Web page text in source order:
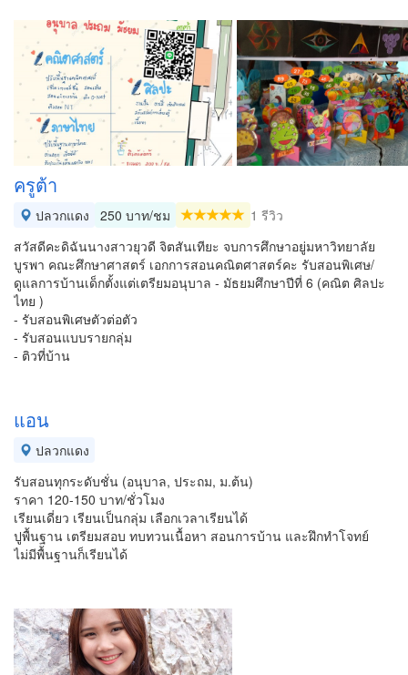
ครูต้า
ปลวกแดง 250 บาท/ชม
1 รีวิว
สวัสดีคะดิฉันนางสาวยุวดี จิตสันเทียะ จบการศึกษาอยู่มหาวิทยาลัย
บูรพา คณะศึกษาศาสตร์ เอกการสอนคณิตศาสตร์คะ รับสอนพิเศษ/
ดูแลการบ้านเด็กตั้งแต่เตรียมอนุบาล - มัธยมศึกษาปีที่ 6 (คณิต ศิลปะ
ไทย )
- รับสอนพิเศษตัวต่อตัว
- รับสอนแบบรายกลุ่ม
- ติวที่บ้าน
แอน
ปลวกแดง
รับสอนทุกระดับชั่น (อนุบาล, ประถม, ม.ต้น)
ราคา 120-150 บาท/ชั่วโมง
เรียนเดี่ยว เรียนเป็นกลุ่ม เลือกเวลาเรียนได้
ปูพื้นฐาน เตรียมสอบ ทบทวนเนื้อหา สอนการบ้าน และฝึกทำโจทย์
ไม่มีพื้นฐานก็เรียนได้